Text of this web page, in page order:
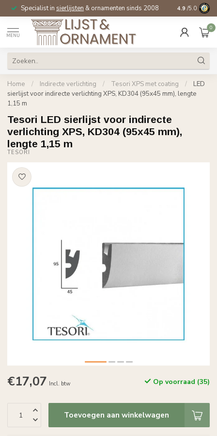
Specialist in sierlijsten & ornamenten sinds 2008 4.9 /5.0
MENU
0
Home / Indirecte verlichting / Tesori XPS met coating /
LED
sierlijst voor indirecte verlichting XPS, KD304 (95x45 mm), lengte
1,15 m
Tesori LED sierlijst voor indirecte
verlichting XPS, KD304 (95x45 mm),
lengte 1,15 m
TESORI
€17,07 Incl. btw Op voorraad (35)
Toevoegen aan winkelwagen